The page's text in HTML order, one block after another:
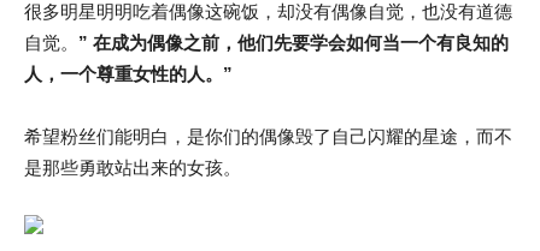
很多明星明明吃着偶像这碗饭，却没有偶像自觉，也没有道德
自觉。 ” 在成为偶像之前，他们先要学会如何当一个有良知的
人，一个尊重女性的人。”
希望粉丝们能明白，是你们的偶像毁了自己闪耀的星途，而不
是那些勇敢站出来的女孩。